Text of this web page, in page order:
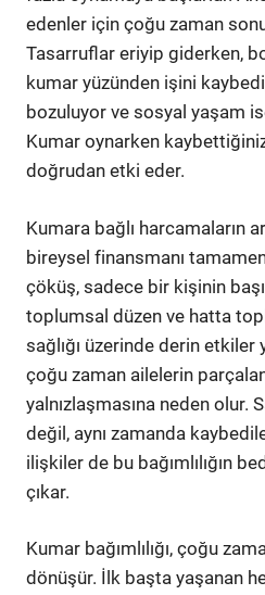
edenler için çoğu zaman
Tasarruflar eriyip giderken,
kumar yüzünden işini
bozuluyor ve sosyal yaşam
Kumar oynarken
doğrudan etki eder.
Kumara bağlı harcamaların
bireysel finansmanı
çöküş, sadece bir kişinin
toplumsal düzen ve hatta
sağlığı üzerinde derin etkiler
çoğu zaman ailelerin
yalnızlaşmasına neden olur.
değil, aynı zamanda
ilişkiler de bu bağımlılığın
çıkar.
Kumar bağımlılığı, çoğu
dönüşür. İlk başta yaşanan